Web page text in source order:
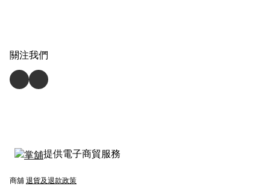
關注我們
提供電子商貿服務
商舖 退貨及退款政策